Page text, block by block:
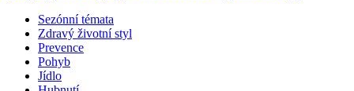
Sezónní témata
Zdravý životní styl
Prevence
Pohyb
Jídlo